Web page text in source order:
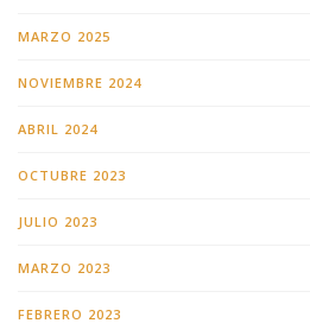
MARZO 2025
NOVIEMBRE 2024
ABRIL 2024
OCTUBRE 2023
JULIO 2023
MARZO 2023
FEBRERO 2023